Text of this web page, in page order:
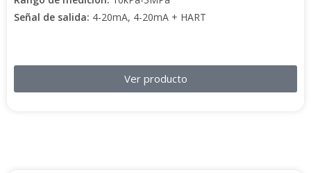
Señal de salida: 4-20mA, 4-20mA + HART
Ver producto